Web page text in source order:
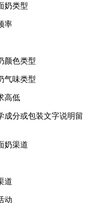
奶类型
率
颜色类型
气味类型
高低
成分或包装文字说明留
奶渠道
道
动